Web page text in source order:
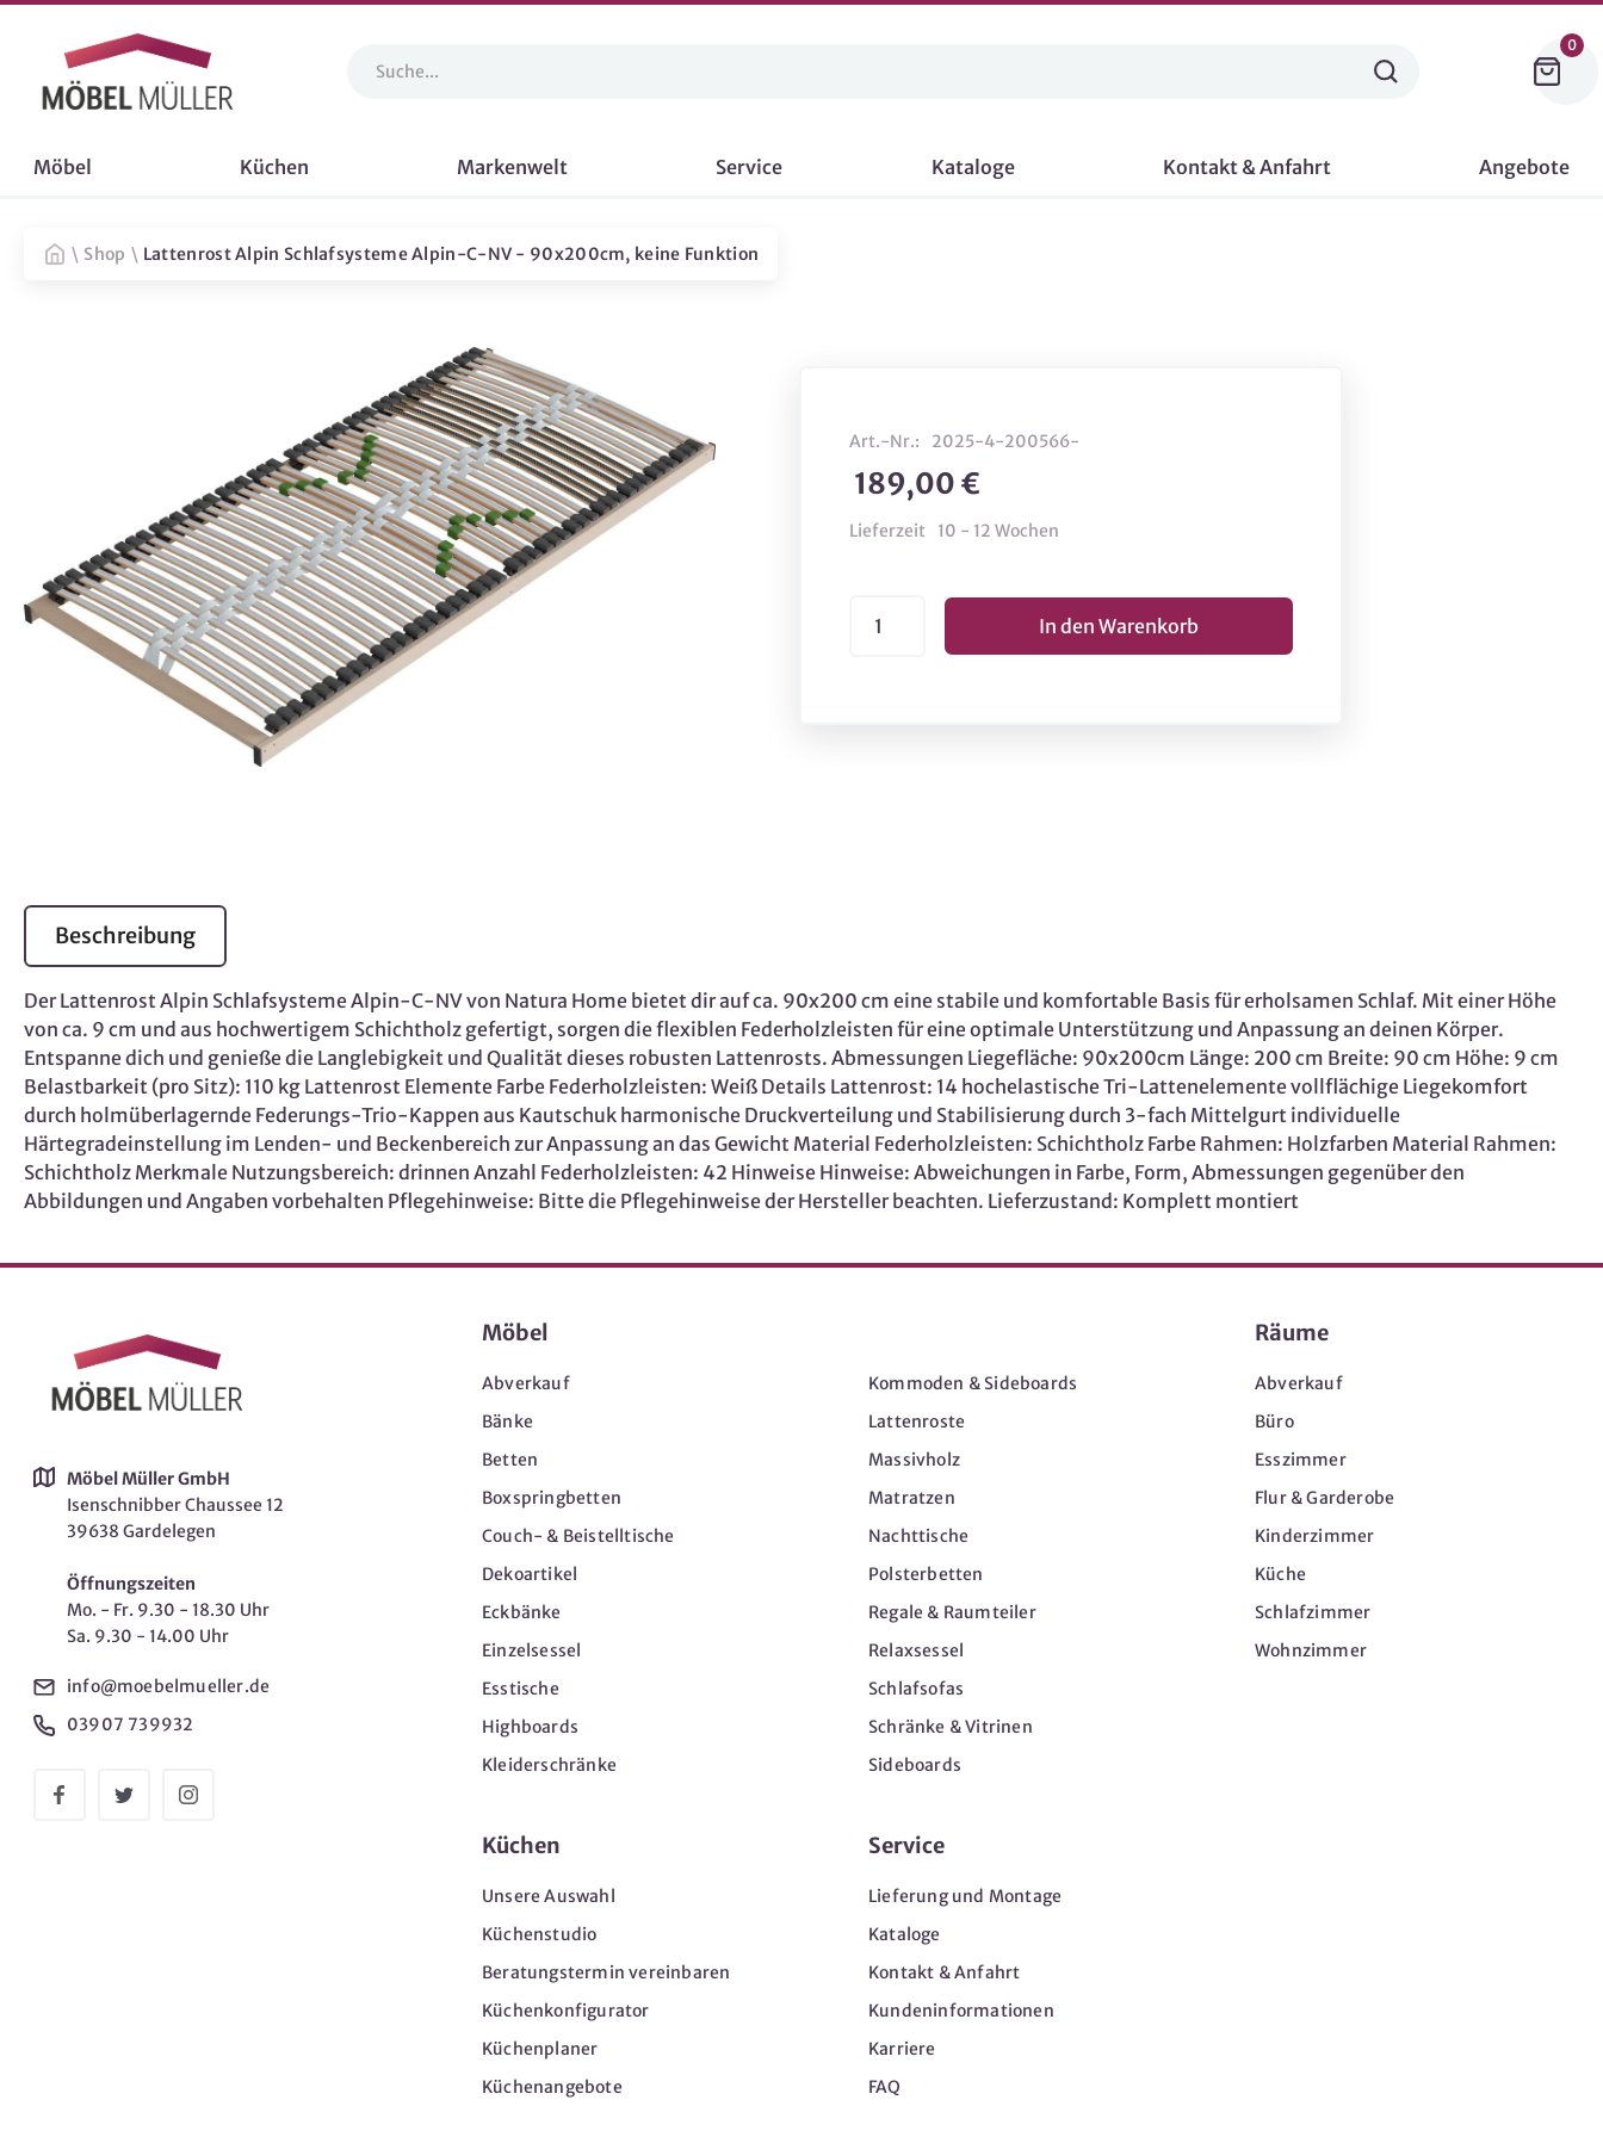
0
Möbel Küchen Markenwelt Service Kataloge Kontakt & Anfahrt Angebote
\ Shop \ Lattenrost Alpin Schlafsysteme Alpin-C-NV - 90x200cm, keine Funktion
Art.-Nr.: 2025-4-200566-
189,00 €
Lieferzeit 10 - 12 Wochen
Beschreibung
Der Lattenrost Alpin Schlafsysteme Alpin-C-NV von Natura Home bietet dir auf ca. 90x200 cm eine stabile und komfortable Basis für erholsamen Schlaf. Mit einer Höhe
von ca. 9 cm und aus hochwertigem Schichtholz gefertigt, sorgen die flexiblen Federholzleisten für eine optimale Unterstützung und Anpassung an deinen Körper.
Entspanne dich und genieße die Langlebigkeit und Qualität dieses robusten Lattenrosts. Abmessungen Liegefläche: 90x200cm Länge: 200 cm Breite: 90 cm Höhe: 9 cm
Belastbarkeit (pro Sitz): 110 kg Lattenrost Elemente Farbe Federholzleisten: Weiß Details Lattenrost: 14 hochelastische Tri-Lattenelemente vollflächige Liegekomfort
durch holmüberlagernde Federungs-Trio-Kappen aus Kautschuk harmonische Druckverteilung und Stabilisierung durch 3-fach Mittelgurt individuelle
Härtegradeinstellung im Lenden- und Beckenbereich zur Anpassung an das Gewicht Material Federholzleisten: Schichtholz Farbe Rahmen: Holzfarben Material Rahmen:
Schichtholz Merkmale Nutzungsbereich: drinnen Anzahl Federholzleisten: 42 Hinweise Hinweise: Abweichungen in Farbe, Form, Abmessungen gegenüber den
Abbildungen und Angaben vorbehalten Pflegehinweise: Bitte die Pflegehinweise der Hersteller beachten. Lieferzustand: Komplett montiert
Möbel Müller GmbH
Isenschnibber Chaussee 12
39638 Gardelegen
Öffnungszeiten
Mo. - Fr. 9.30 - 18.30 Uhr
Sa. 9.30 - 14.00 Uhr
info@moebelmueller.de
03907 739932
Möbel
Abverkauf
Bänke
Betten
Boxspringbetten
Couch- & Beistelltische
Dekoartikel
Eckbänke
Einzelsessel
Esstische
Highboards
Kleiderschränke
Kommoden & Sideboards
Lattenroste
Massivholz
Matratzen
Nachttische
Polsterbetten
Regale & Raumteiler
Relaxsessel
Schlafsofas
Schränke & Vitrinen
Sideboards
Räume
Abverkauf
Büro
Esszimmer
Flur & Garderobe
Kinderzimmer
Küche
Schlafzimmer
Wohnzimmer
Küchen
Unsere Auswahl
Küchenstudio
Beratungstermin vereinbaren
Küchenkonfigurator
Küchenplaner
Küchenangebote
Service
Lieferung und Montage
Kataloge
Kontakt & Anfahrt
Kundeninformationen
Karriere
FAQ